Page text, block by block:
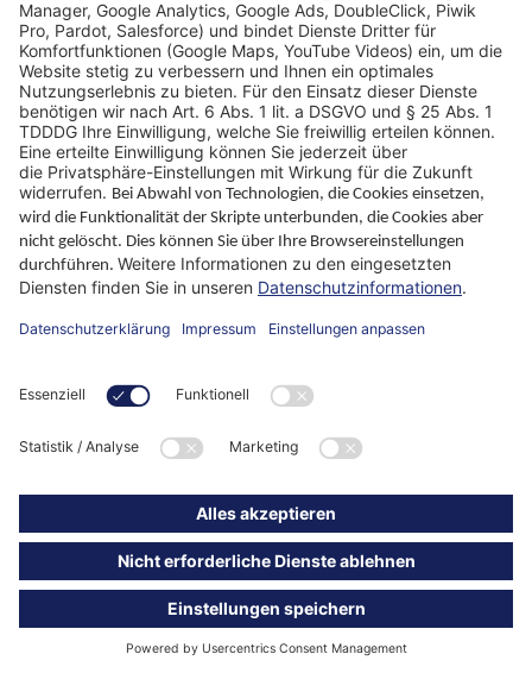
FAQ
Standorte
Warum WIKUS
Ratgeber
Unternehmen
ParaMaster® App
Impressum Datenschutz ALB
Kontakt
Downloads
© WIKUS 2019-2026